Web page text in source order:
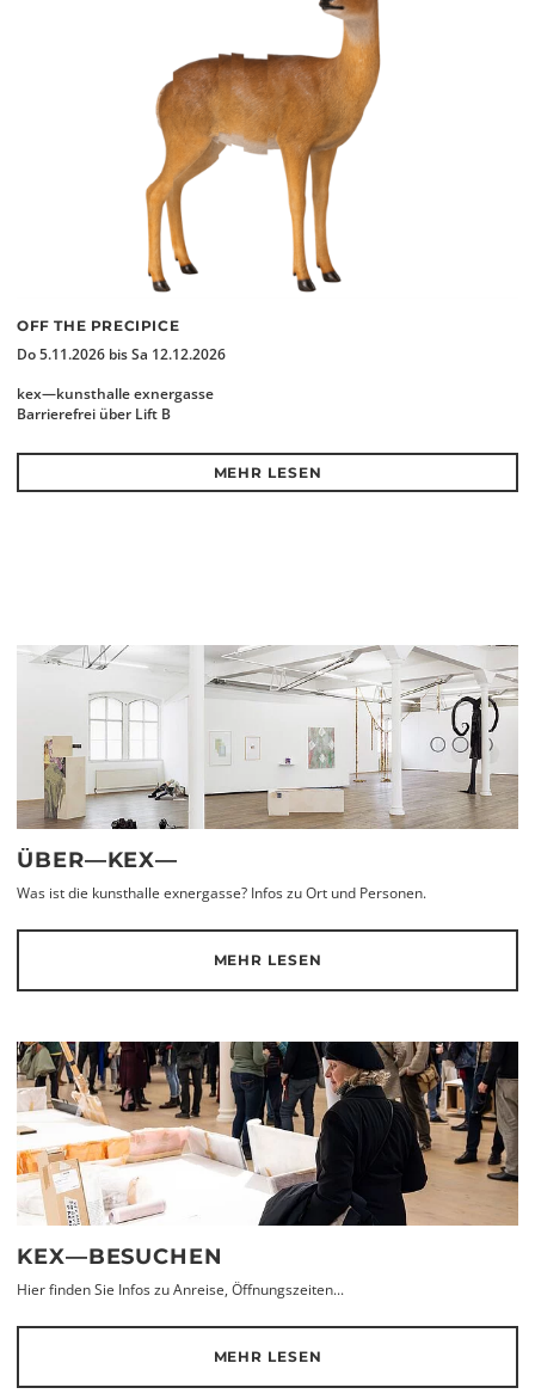
OFF THE PRECIPICE
Do 5.11.2026 bis Sa 12.12.2026
kex—kunsthalle exnergasse
Barrierefrei über Lift B
MEHR LESEN
ÜBER—KEX—
Was ist die kunsthalle exnergasse? Infos zu Ort und Personen.
MEHR LESEN
KEX—BESUCHEN
Hier finden Sie Infos zu Anreise, Öffnungszeiten...
MEHR LESEN